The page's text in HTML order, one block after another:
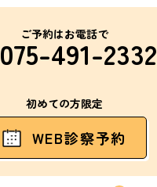
ご予約はお電話で
075-491-2332
初めての方限定
WEB診察予約